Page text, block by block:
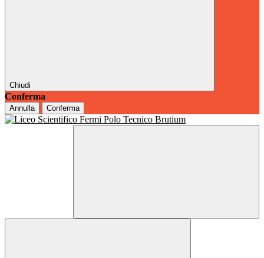
Chiudi
Conferma
Annulla Conferma